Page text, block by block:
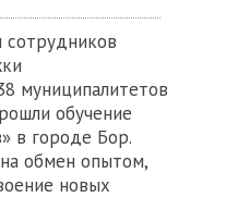
сотрудников
муниципалитетов
обучение
в городе Бор.
обмен опытом,
новых